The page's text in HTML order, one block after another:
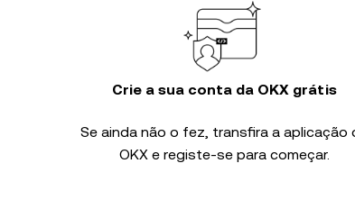
Crie a sua conta da OKX grátis
Se ainda não o fez, transfira a aplicação
OKX e registe-se para começar.